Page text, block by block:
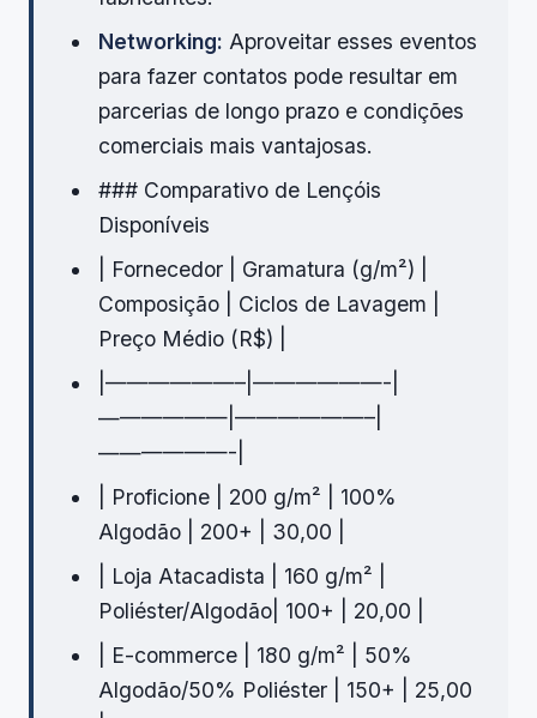
Networking: Aproveitar esses eventos
para fazer contatos pode resultar em
parcerias de longo prazo e condições
comerciais mais vantajosas.
### Comparativo de Lençóis
Disponíveis
| Fornecedor | Gramatura (g/m²) |
Composição | Ciclos de Lavagem |
Preço Médio (R$) |
|——————–|——————-|
——————|——————–|
——————-|
| Proficione | 200 g/m² | 100%
Algodão | 200+ | 30,00 |
| Loja Atacadista | 160 g/m² |
Poliéster/Algodão| 100+ | 20,00 |
| E-commerce | 180 g/m² | 50%
Algodão/50% Poliéster | 150+ | 25,00